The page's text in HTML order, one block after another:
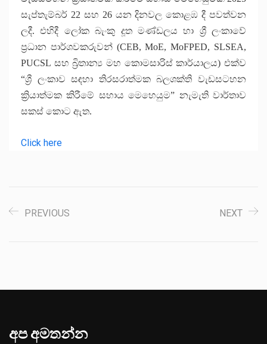
සැප්තැම්බර් 22 සහ 26 යන දිනවල කොළඹ දී පවත්වන
ලදී.එහිදී ලෝක බැංකු දූත මණ්ඩලය හා ශ්‍රී ලංකාවේ
ප්‍රධාන පාර්ශවකරුවන් (CEB, MoE, MoFPED, SLSEA,
PUCSL සහ බ්‍රිතාන්‍ය මහ කොමසාරිස් කාර්යාලය)එක්ව
“ශ්‍රී ලංකාව සඳහා තිරසරාත්මක බලශක්ති වැඩසටහන
ක්‍රියාත්මක කිරීමේ සහාය මෙහෙයුම” නැමැති වාර්තාව
සකස් කොට ඇත.
Click here
PREVIOUS NEXT
අප අමතන්න